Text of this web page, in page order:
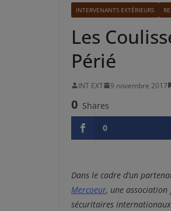
INTERVENANTS EXTÉRIEURS
Les
Périé
INT EXT 9 novembre 2017
0 Shares
0
Dans le cadre d’un
Mercoeur, une
sécuritaires